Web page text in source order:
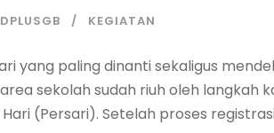
KEGIATAN
yang paling dinanti sekaligus
sekolah sudah riuh oleh
(Persari). Setelah proses